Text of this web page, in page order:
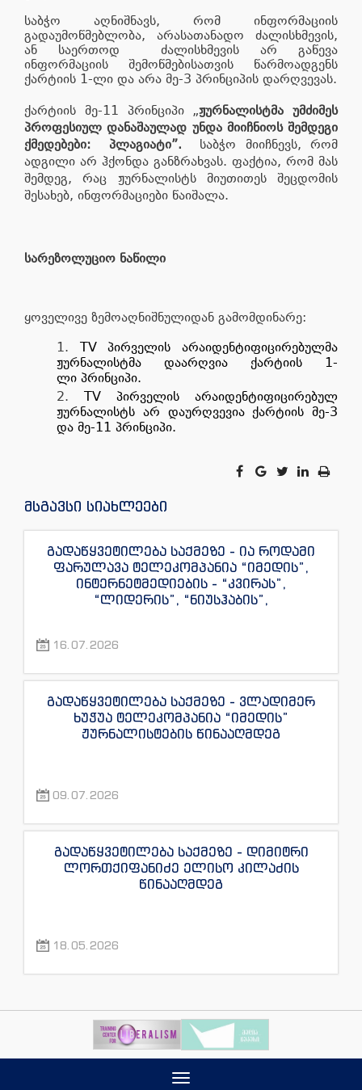
საბჭო აღნიშნავს, რომ ინფორმაციის
გადაუმოწმებლობა, არასათანადო ძალისხმევის,
ან საერთოდ ძალისხმევის არ გაწევა
ინფორმაციის შემოწმებისათვის წარმოადგენს
ქარტიის 1-ლი და არა მე-3 პრინციპის დარღვევას.
ქარტიის მე-11 პრინციპი „ჟურნალისტმა უმძიმეს
პროფესიულ დანაშაულად უნდა მიიჩნიოს შემდეგი
ქმედებები: პლაგიატი”. საბჭო მიიჩნევს, რომ
ადგილი არ ჰქონდა განზრახვას. ფაქტია, რომ მას
შემდეგ, რაც ჟურნალისტს მიუთითეს შეცდომის
შესახებ, ინფორმაციები წაიშალა.
სარეზოლუციო ნაწილი
ყოველივე ზემოაღნიშნულიდან გამომდინარე:
TV პირველის არაიდენტიფიცირებულმა
ჟურნალისტმა დაარღვია ქარტიის 1-
ლი პრინციპი.
TV პირველის არაიდენტიფიცირებულ
ჟურნალისტს არ დაურღვევია ქარტიის მე-3
და მე-11 პრინციპი.
მსგავსი სიახლეები
გადაწყვეტილება საქმეზე - ია როდამი
ფარულავა ტელეკომპანია “იმედის”,
ინტერნეტმედიების - “კვირას”,
“ლიდერის”, “ნიუსჰაბის”,
“ექსკლუზივტივის” ჟურნალისტების
16.07.2026
გადაწყვეტილება საქმეზე - ვლადიმერ
ხუჭუა ტელეკომპანია “იმედის”
ჟურნალისტების წინააღმდეგ
09.07.2026
გადაწყვეტილება საქმეზე - დიმიტრი
ლორთქიფანიძე ელისო კილაძის
წინააღმდეგ
18.05.2026
Toggle